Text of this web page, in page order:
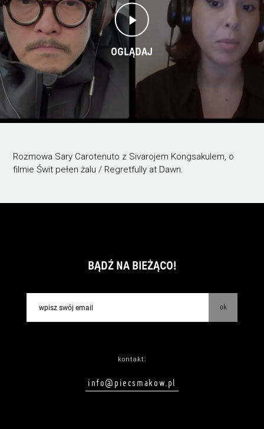
OGLĄDAJ
Rozmowa Sary Carotenuto z Sivarojem Kongsakulem, o
filmie Świt pełen żalu / Regretfully at Dawn.
BĄDŹ NA BIEŻĄCO!
ok
kontakt:
info@piecsmakow.pl